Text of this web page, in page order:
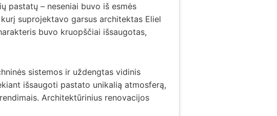
pastatų – neseniai buvo iš esmės
suprojektavo garsus architektas Eliel
buvo kruopščiai išsaugotas,
sistemos ir uždengtas vidinis
išsaugoti pastato unikalią atmosferą,
Architektūrinius renovacijos